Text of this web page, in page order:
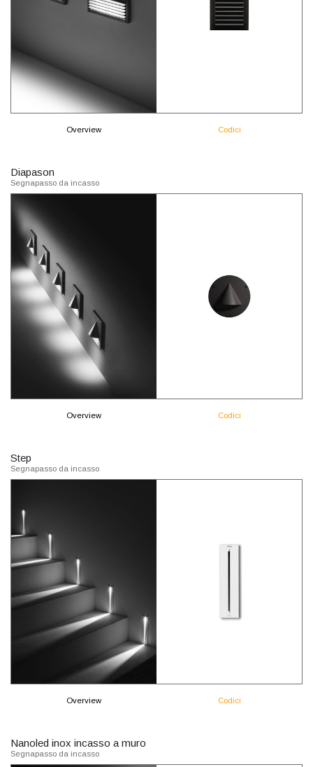
Overview Codici
Diapason
Segnapasso da incasso
Overview Codici
Step
Segnapasso da incasso
Overview Codici
Nanoled inox incasso a muro
Segnapasso da incasso